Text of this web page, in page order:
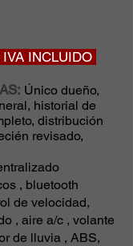
IVA INCLUIDO
Único dueño,
historial de
distribución
revisado,
, bluetooth
de velocidad,
, aire a/c , volante
de lluvia , ABS,